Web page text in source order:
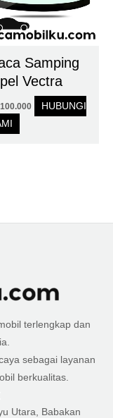
Samping
Vectra
100.000
HUBUNGI
terlengkap dan
sebagai layanan
berkualitas.
Utara, Babakan